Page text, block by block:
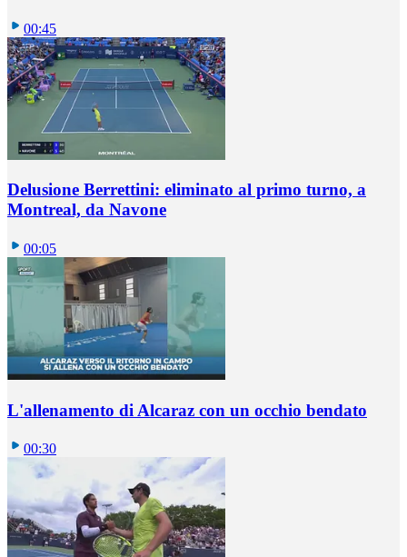
00:45
Delusione Berrettini: eliminato al primo turno, a
Montreal, da Navone
00:05
L'allenamento di Alcaraz con un occhio bendato
00:30